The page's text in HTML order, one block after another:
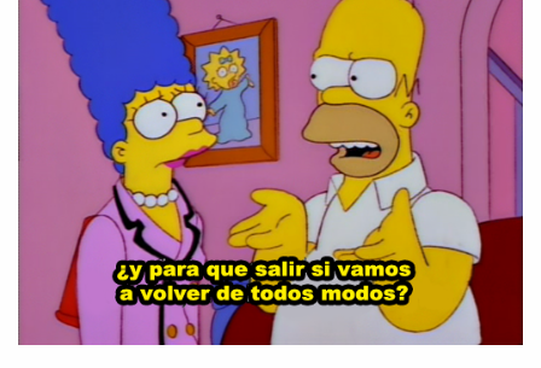
Preencha com seus dados abaixo e
já vamos te colocar em contato
com a: